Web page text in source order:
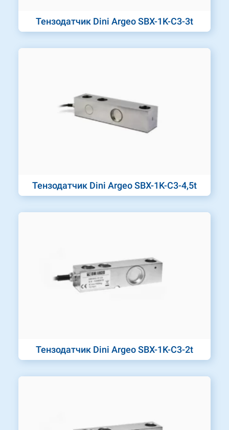
Тензодатчик Dini Argeo SBX-1K-C3-3t
Тензодатчик Dini Argeo SBX-1K-C3-4,5t
Тензодатчик Dini Argeo SBX-1K-C3-2t